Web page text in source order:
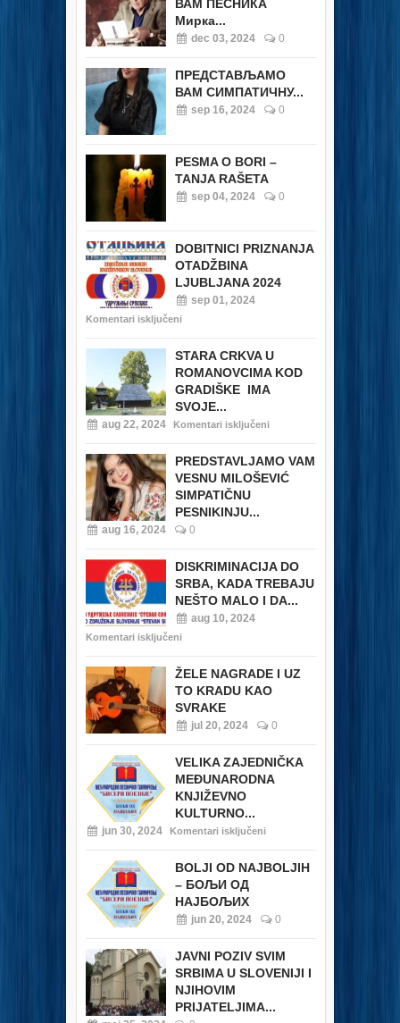
ВАМ ПЕСНИКА
Мирка...
dec 03, 2024 0
ПРЕДСТАВЉАМО
ВАМ СИМПАТИЧНУ...
sep 16, 2024 0
PESMA O BORI –
TANJA RAŠETA
sep 04, 2024 0
DOBITNICI PRIZNANJA
OTADŽBINA
LJUBLJANA 2024
sep 01, 2024
Komentari isključeni
STARA CRKVA U
ROMANOVCIMA KOD
GRADIŠKE IMA
SVOJE...
aug 22, 2024 Komentari isključeni
PREDSTAVLJAMO VAM
VESNU MILOŠEVIĆ
SIMPATIČNU
PESNIKINJU...
aug 16, 2024 0
DISKRIMINACIJA DO
SRBA, KADA TREBAJU
NEŠTO MALO I DA...
aug 10, 2024
Komentari isključeni
ŽELE NAGRADE I UZ
TO KRADU KAO
SVRAKE
jul 20, 2024 0
VELIKA ZAJEDNIČKA
MEĐUNARODNA
KNJIŽEVNO
KULTURNO...
jun 30, 2024 Komentari isključeni
BOLJI OD NAJBOLJIH
– БОЉИ ОД
НАЈБОЉИХ
jun 20, 2024 0
JAVNI POZIV SVIM
SRBIMA U SLOVENIJI I
NJIHOVIM
PRIJATELJIMA...